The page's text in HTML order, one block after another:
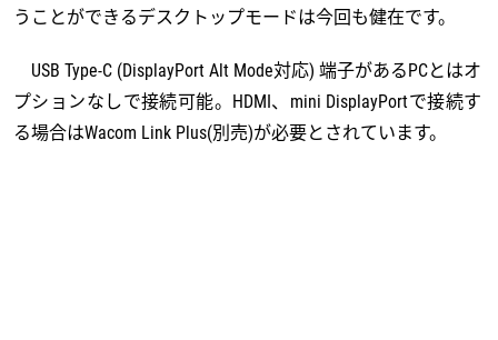
うことができるデスクトップモードは今回も健在です。
USB Type-C (DisplayPort Alt Mode対応) 端子があるPCとはオ
プションなしで接続可能。HDMI、mini DisplayPortで接続す
る場合はWacom Link Plus(別売)が必要とされています。